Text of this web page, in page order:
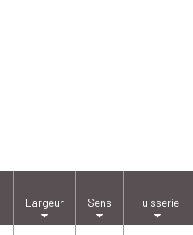
Largeur Sens Huisserie